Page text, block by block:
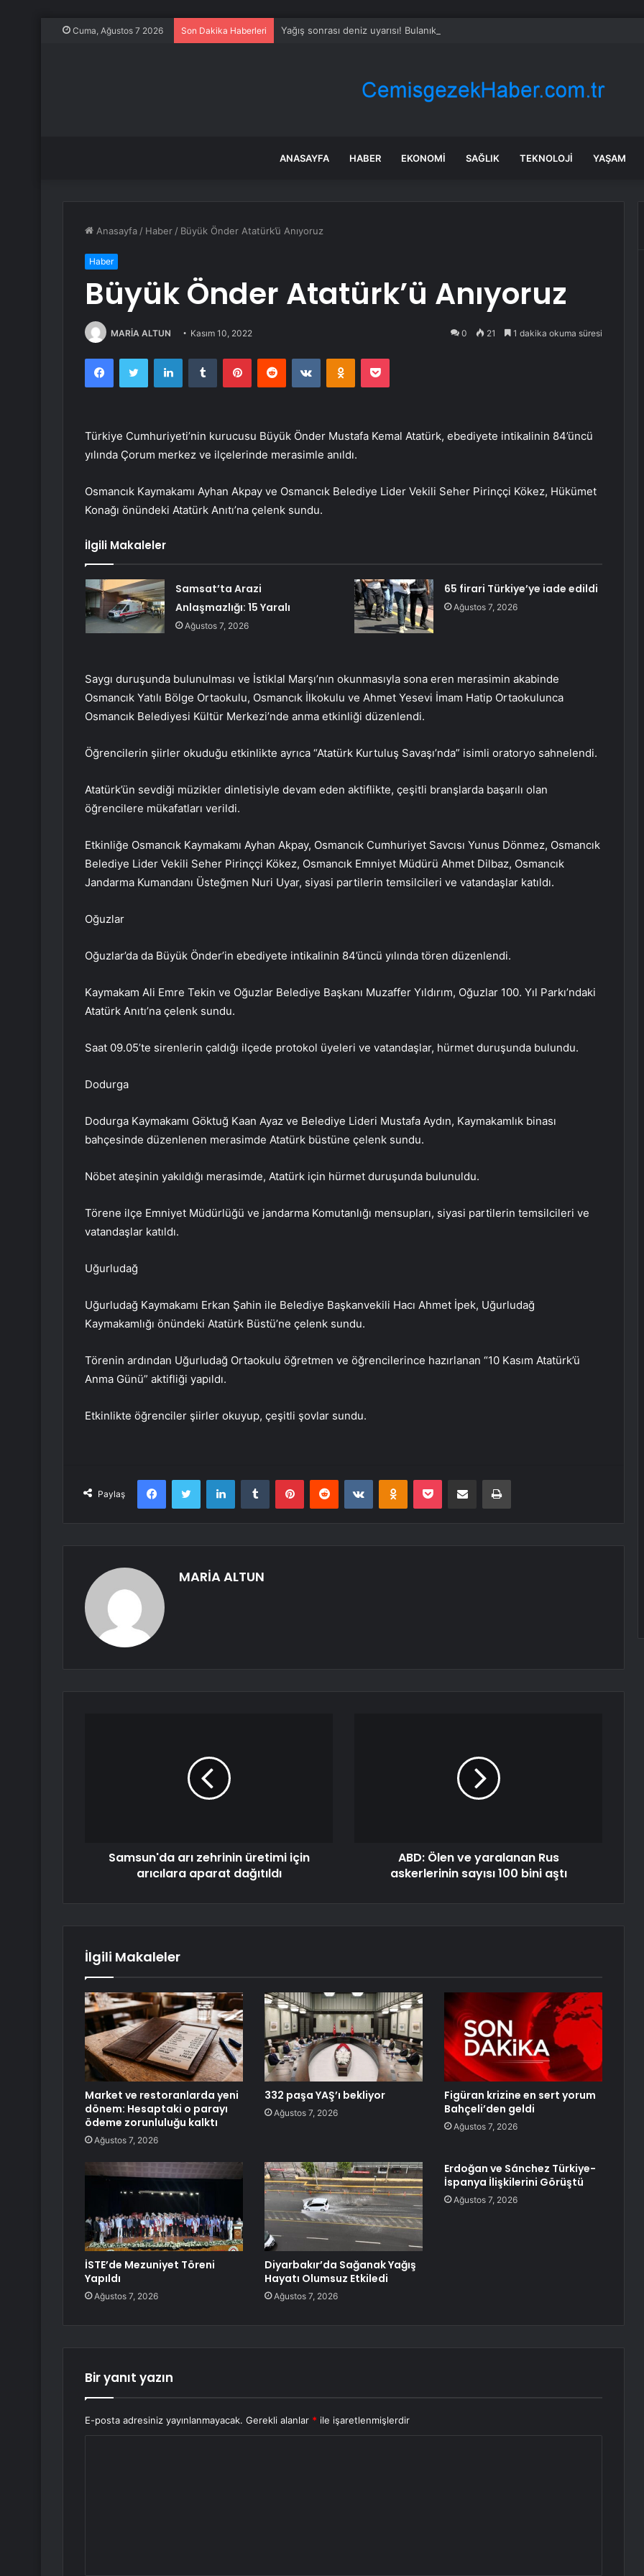
Cuma, Ağustos 7 2026 Son Dakika Haberleri Yağış sonrası deniz uyarısı! Bulanık ve kötü kokulu suda yüzmeyin
ANASAYFA HABER EKONOMI SAĞLIK TEKNOLOJI YAŞAM
Anasayfa / Haber / Büyük Önder Atatürk’ü Anıyoruz
Haber
Büyük Önder Atatürk’ü Anıyoruz
MARİA ALTUN Kasım 10, 2022 0 21 1 dakika okuma süresi
FacebookTwitter LinkedInTumblr PinterestReddit VKontakteOdnoklassniki
Pocket
Türkiye Cumhuriyeti’nin kurucusu Büyük Önder Mustafa Kemal Atatürk, ebediyete intikalinin 84’üncü
yılında Çorum merkez ve ilçelerinde merasimle anıldı.
Osmancık Kaymakamı Ayhan Akpay ve Osmancık Belediye Lider Vekili Seher Pirinççi Kökez, Hükümet
Konağı önündeki Atatürk Anıtı’na çelenk sundu.
İlgili Makaleler
Samsat’ta Arazi
Anlaşmazlığı: 15 Yaralı
Ağustos 7, 2026
65 firari Türkiye’ye iade edildi
Ağustos 7, 2026
Saygı duruşunda bulunulması ve İstiklal Marşı’nın okunmasıyla sona eren merasimin akabinde
Osmancık Yatılı Bölge Ortaokulu, Osmancık İlkokulu ve Ahmet Yesevi İmam Hatip Ortaokulunca
Osmancık Belediyesi Kültür Merkezi’nde anma etkinliği düzenlendi.
Öğrencilerin şiirler okuduğu etkinlikte ayrıca “Atatürk Kurtuluş Savaşı’nda” isimli oratoryo sahnelendi.
Atatürk’ün sevdiği müzikler dinletisiyle devam eden aktiflikte, çeşitli branşlarda başarılı olan
öğrencilere mükafatları verildi.
Etkinliğe Osmancık Kaymakamı Ayhan Akpay, Osmancık Cumhuriyet Savcısı Yunus Dönmez, Osmancık
Belediye Lider Vekili Seher Pirinççi Kökez, Osmancık Emniyet Müdürü Ahmet Dilbaz, Osmancık
Jandarma Kumandanı Üsteğmen Nuri Uyar, siyasi partilerin temsilcileri ve vatandaşlar katıldı.
Oğuzlar
Oğuzlar’da da Büyük Önder’in ebediyete intikalinin 84’üncü yılında tören düzenlendi.
Kaymakam Ali Emre Tekin ve Oğuzlar Belediye Başkanı Muzaffer Yıldırım, Oğuzlar 100. Yıl Parkı’ndaki
Atatürk Anıtı’na çelenk sundu.
Saat 09.05’te sirenlerin çaldığı ilçede protokol üyeleri ve vatandaşlar, hürmet duruşunda bulundu.
Dodurga
Dodurga Kaymakamı Göktuğ Kaan Ayaz ve Belediye Lideri Mustafa Aydın, Kaymakamlık binası
bahçesinde düzenlenen merasimde Atatürk büstüne çelenk sundu.
Nöbet ateşinin yakıldığı merasimde, Atatürk için hürmet duruşunda bulunuldu.
Törene ilçe Emniyet Müdürlüğü ve jandarma Komutanlığı mensupları, siyasi partilerin temsilcileri ve
vatandaşlar katıldı.
Uğurludağ
Uğurludağ Kaymakamı Erkan Şahin ile Belediye Başkanvekili Hacı Ahmet İpek, Uğurludağ
Kaymakamlığı önündeki Atatürk Büstü’ne çelenk sundu.
Törenin ardından Uğurludağ Ortaokulu öğretmen ve öğrencilerince hazırlanan “10 Kasım Atatürk’ü
Anma Günü” aktifliği yapıldı.
Etkinlikte öğrenciler şiirler okuyup, çeşitli şovlar sundu.
Paylaş
FacebookTwitter LinkedInTumblr PinterestReddit VKontakteOdnoklassniki
Pocket E-Posta ile paylaş Yazdır
MARİA ALTUN
Samsun'da arı zehrinin üretimi için
arıcılara aparat dağıtıldı
ABD: Ölen ve yaralanan Rus
askerlerinin sayısı 100 bini aştı
İlgili Makaleler
Market ve restoranlarda yeni
dönem: Hesaptaki o parayı
ödeme zorunluluğu kalktı
Ağustos 7, 2026
332 paşa YAŞ’ı bekliyor
Ağustos 7, 2026
Figüran krizine en sert yorum
Bahçeli’den geldi
Ağustos 7, 2026
İSTE’de Mezuniyet Töreni
Yapıldı
Ağustos 7, 2026
Diyarbakır’da Sağanak Yağış
Hayatı Olumsuz Etkiledi
Ağustos 7, 2026
Erdoğan ve Sánchez Türkiye-
İspanya İlişkilerini Görüştü
Ağustos 7, 2026
Bir yanıt yazın
E-posta adresiniz yayınlanmayacak. Gerekli alanlar * ile işaretlenmişlerdir